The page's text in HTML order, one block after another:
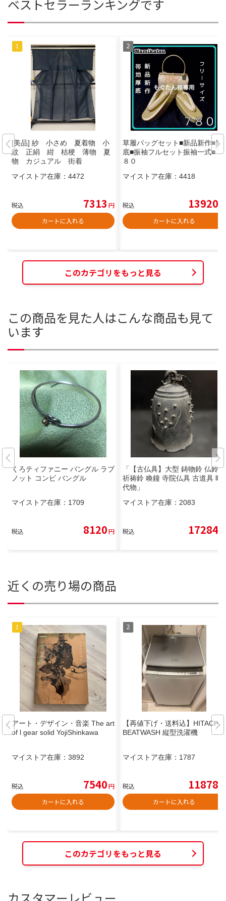
ベストセラーランキングです
[美品] 紗 小さめ 夏着物 小
紋 正絹 紺 桔梗 薄物 夏
物 カジュアル 街着
マイストア在庫： 4472
税込 7313 円
カートに入れる
草履バッグセット■新品新作■厚
底■振袖フルセット振袖一式■７
８０
マイストア在庫： 4418
税込 13920
カートに入れる
このカテゴリをもっと見る
この商品を見た人はこんな商品も見て
います
くろティファニー バングル ラブ
ノット コンビ バングル
マイストア在庫： 1709
税込 8120円
「【古仏具】大型 鋳物鈴 仏鈴
祈祷鈴 喚鐘 寺院仏具 古道具 時
代物」
マイストア在庫： 2083
税込 17284
近くの売り場の商品
アート・デザイン・音楽 The art
of l gear solid YojiShinkawa
マイストア在庫： 3892
税込 7540円
カートに入れる
【再値下げ・送料込】HITACHI
BEATWASH 縦型洗濯機
マイストア在庫： 1787
税込 11878
カートに入れる
このカテゴリをもっと見る